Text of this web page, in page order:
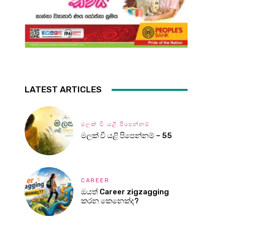
LATEST ARTICLES
මලක් වී යළි පිපෙන්නම්
මලක් වී යළි පිපෙන්නම් – 55
CAREER
ඔයත් Career zigzagging
කරන කෙනෙක්ද?